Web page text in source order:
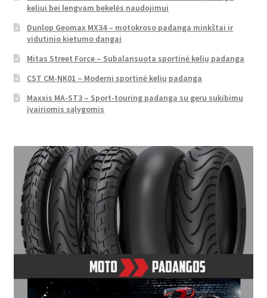
keliui bei lengvam bekelės naudojimui
Dunlop Geomax MX34 – motokroso padanga minkštai ir
vidutinio kietumo dangai
Mitas Street Force – Subalansuota sportinė kelių padanga
CST CM-NK01 – Moderni sportinė kelių padanga
Maxxis MA-ST3 – Sport-touring padanga su geru sukibimu
įvairiomis sąlygomis